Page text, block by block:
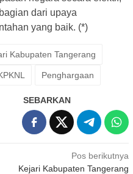
dari upaya
yang baik. (*)
Kabupaten Tangerang
Penghargaan
SEBARKAN
Pos berikutnya
Kejari Kabupaten Tangerang